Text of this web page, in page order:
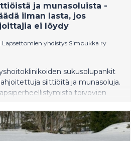
ja munasoluista -
ilman lasta, jos
ei löydy
Lapsettomien yhdistys Simpukka ry
sukusolupankit
siittiöitä ja munasoluja.
toivovien
lapsitoive uhkaa jäädä
haittakorvausta